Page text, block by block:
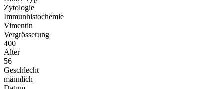
Zytologie
Immunhistochemie
Vimentin
Vergrösserung
400
Alter
56
Geschlecht
männlich